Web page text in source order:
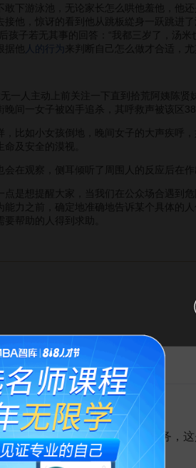
游泳池，无论家长怎么哄他羞他，他还
他，惊讶的看到他从跳板緃身一跃跳进
孩子若无其事的回答：“我都三岁了，汤
他
人的行为 来判断自己怎么做才合适，
人主动上前关注一下直到拾荒阿姨陈贤
间一女子被凶手追杀，其呼救声被该区
如小女孩倒地，晚间女子的大声疾呼，
及安全的漠视。
观察，侧耳倾听了周围人的反应后在作
想提醒大家，当我们在公众场合遇到
能力之前，确定地准确地告诉某个具体的
要帮助的人得到求助。
智库APP
请编辑条目或投诉举报 。
百科用户的一封信
公益的形式为大家提供知识服务，这